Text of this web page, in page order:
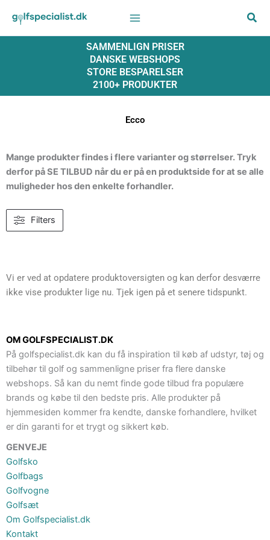
indholdet
SAMMENLIGN PRISER
DANSKE WEBSHOPS
STORE BESPARELSER
2100+ PRODUKTER
Ecco
Mange produkter findes i flere varianter og størrelser. Tryk
derfor på SE TILBUD når du er på en produktside for at se alle
muligheder hos den enkelte forhandler.
Filters
Vi er ved at opdatere produktoversigten og kan derfor desværre
ikke vise produkter lige nu. Tjek igen på et senere tidspunkt.
OM GOLFSPECIALIST.DK
På golfspecialist.dk kan du få inspiration til køb af udstyr, tøj og
tilbehør til golf og sammenligne priser fra flere danske
webshops. Så kan du nemt finde gode tilbud fra populære
brands og købe til den bedste pris. Alle produkter på
hjemmesiden kommer fra kendte, danske forhandlere, hvilket
er din garanti for et trygt og sikkert køb.
GENVEJE
Golfsko
Golfbags
Golfvogne
Golfsæt
Om Golfspecialist.dk
Kontakt